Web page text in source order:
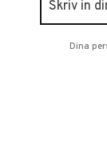
Dina